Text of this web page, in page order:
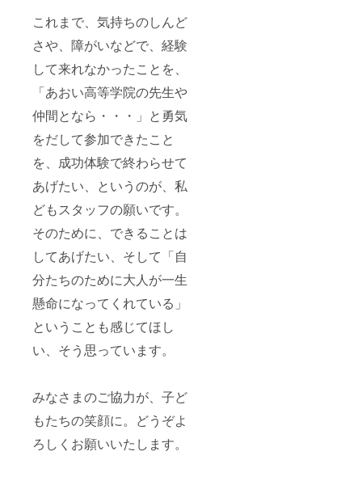
これまで、気持ちのしんど
さや、障がいなどで、経験
して来れなかったことを、
「あおい高等学院の先生や
仲間となら・・・」と勇気
をだして参加できたこと
を、成功体験で終わらせて
あげたい、というのが、私
どもスタッフの願いです。
そのために、できることは
してあげたい、そして「自
分たちのために大人が一生
懸命になってくれている」
ということも感じてほし
い、そう思っています。
みなさまのご協力が、子ど
もたちの笑顔に。どうぞよ
ろしくお願いいたします。